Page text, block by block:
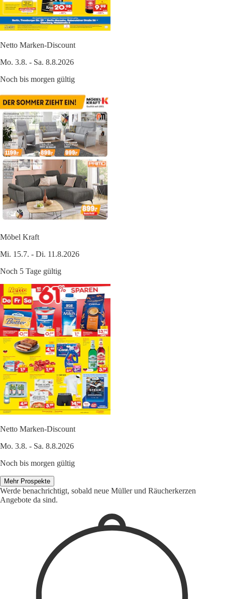
Netto Marken-Discount
Mo. 3.8. - Sa. 8.8.2026
Noch bis morgen gültig
Möbel Kraft
Mi. 15.7. - Di. 11.8.2026
Noch 5 Tage gültig
Netto Marken-Discount
Mo. 3.8. - Sa. 8.8.2026
Noch bis morgen gültig
Mehr Prospekte
Werde benachrichtigt, sobald neue Müller und Räucherkerzen
Angebote da sind.